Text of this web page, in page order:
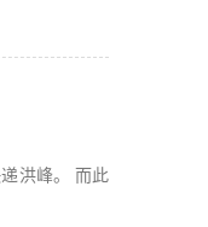
洪峰。 而此